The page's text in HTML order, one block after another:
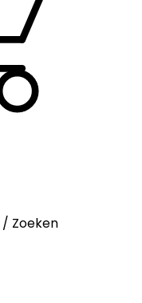
/ Zoeken